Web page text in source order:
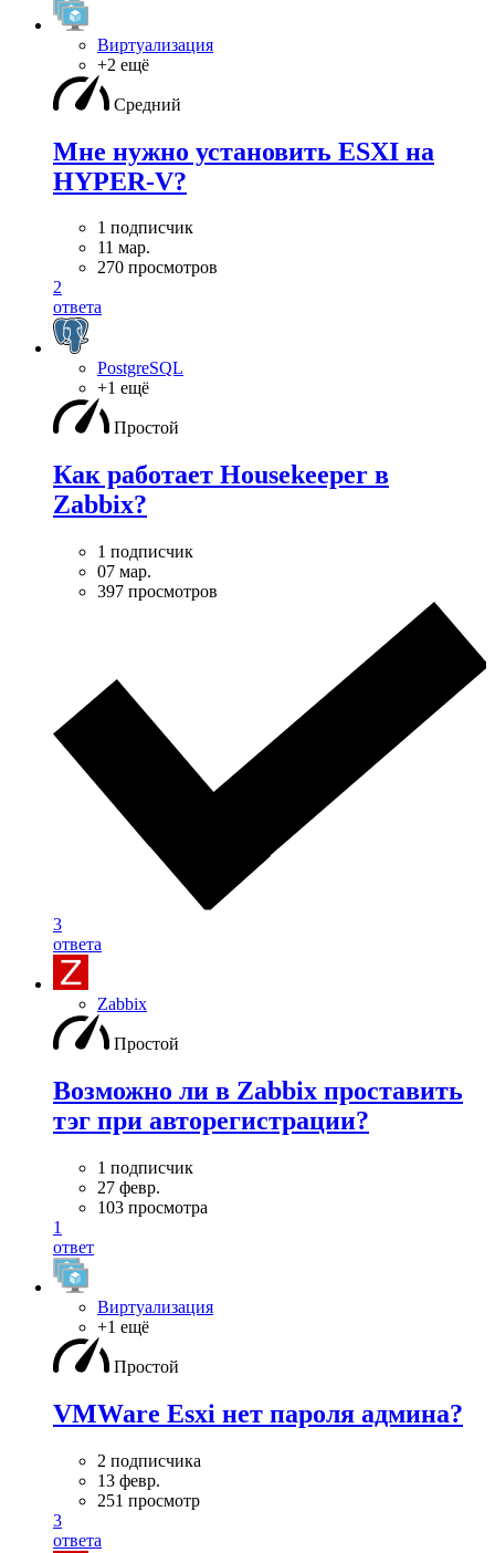
Виртуализация
+2 ещё
Средний
Мне нужно установить ESXI на
HYPER-V?
1 подписчик
11 мар.
270 просмотров
2
ответа
PostgreSQL
+1 ещё
Простой
Как работает Housekeeper в
Zabbix?
1 подписчик
07 мар.
397 просмотров
3
ответа
Zabbix
Простой
Возможно ли в Zabbix проставить
тэг при авторегистрации?
1 подписчик
27 февр.
103 просмотра
1
ответ
Виртуализация
+1 ещё
Простой
VMWare Esxi нет пароля админа?
2 подписчика
13 февр.
251 просмотр
3
ответа